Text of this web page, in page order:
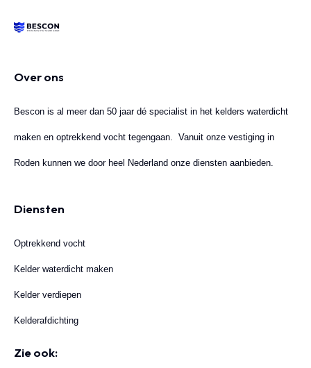
Over ons
Bescon is al meer dan 50 jaar dé specialist in het kelders waterdicht
maken en optrekkend vocht tegengaan. Vanuit onze vestiging in
Roden kunnen we door heel Nederland onze diensten aanbieden.
Diensten
Optrekkend vocht
Kelder waterdicht maken
Kelder verdiepen
Kelderafdichting
Zie ook: